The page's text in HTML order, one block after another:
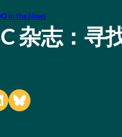
in the News
杂志：寻
on LinkedIn
Share on Bluesky